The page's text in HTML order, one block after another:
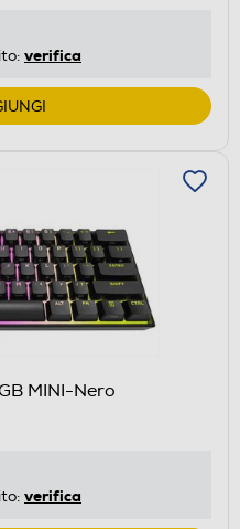
verifica
MINI-Nero
verifica